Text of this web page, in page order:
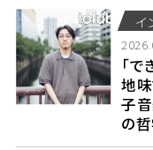
イ
「
地
子
の